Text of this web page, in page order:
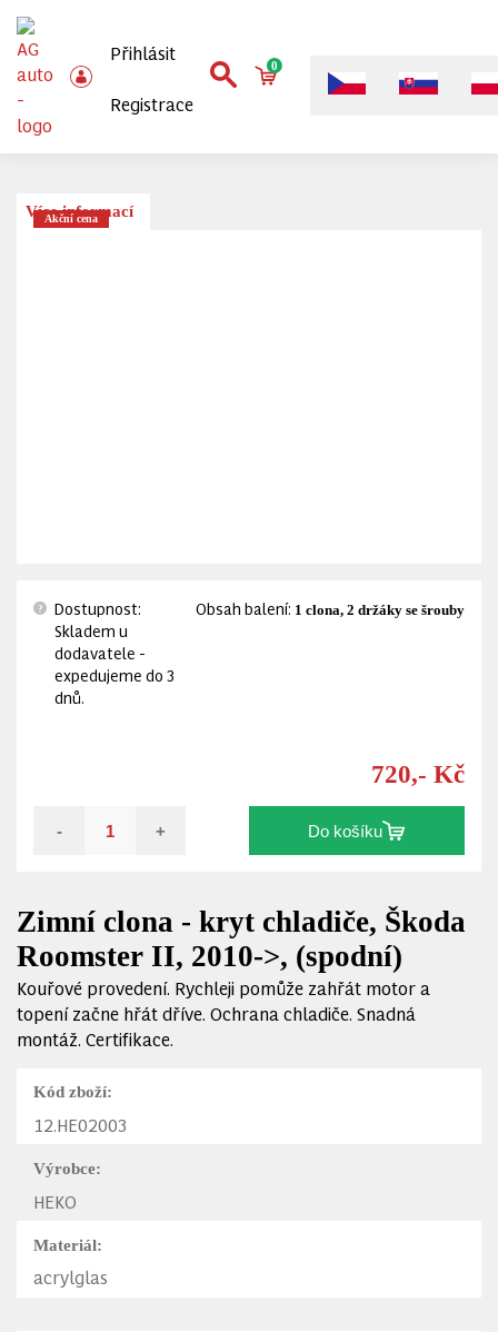
Přihlásit
Registrace
0
Více informací
Akční cena
Zimní clona - kryt chladiče, Škoda
Roomster II, 2010->, (spodní)
Kouřové provedení. Rychleji pomůže zahřát motor a
topení začne hřát dříve. Ochrana chladiče. Snadná
montáž. Certifikace.
Kód zboží:
12.HE02003
Výrobce:
HEKO
Materiál:
acrylglas
?
Dostupnost:
Skladem u
dodavatele -
expedujeme do 3
dnů.
Obsah balení: 1 clona, 2 držáky se šrouby
720,- Kč
- + Do košíku